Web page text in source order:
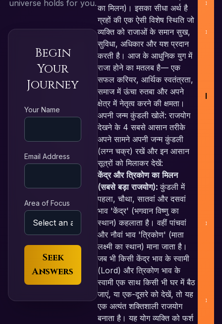
universe holds for you.
Begin
Your
Journey
Your Name
Email Address
Area of Focus
Seek
Answers
का मिलन)। इसका सीधा अर्थ है
ग्रहों की एक ऐसी विशेष स्थिति जो
व्यक्ति को राजाओं के समान सुख,
सुविधा, अधिकार और यश प्रदान
करती है। आज के आधुनिक युग में
राजा होने का मतलब है— एक
सफल करियर, आर्थिक स्वतंत्रता,
समाज में ऊंचा रुतबा और अपने
क्षेत्र में नेतृत्व करने की क्षमता।
अपनी जन्म कुंडली खोलें: राजयोग
देखने के 4 सबसे आसान तरीके
अपने सामने अपनी जन्म कुंडली
(लग्न चक्र) रखें और इन आसान
सूत्रों को मिलाकर देखें:
केंद्र और त्रिकोण का मिलन
(सबसे बड़ा राजयोग): कुंडली में
पहला, चौथा, सातवां और दसवां
भाव 'केंद्र' (भगवान विष्णु का
स्थान) कहलाता है। वहीं पांचवां
और नौवां भाव 'त्रिकोण' (माता
लक्ष्मी का स्थान) माना जाता है।
जब भी किसी केंद्र भाव के स्वामी
(Lord) और त्रिकोण भाव के
स्वामी एक साथ किसी भी घर में बैठ
जाएं, या एक-दूसरे को देखें, तो यह
एक अत्यंत शक्तिशाली राजयोग
बनाता है। यह योग व्यक्ति को फर्श